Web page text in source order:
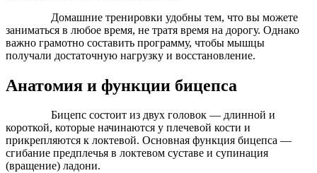
Домашние тренировки удобны тем, что вы можете
заниматься в любое время, не тратя время на дорогу. Однако
важно грамотно составить программу, чтобы мышцы
получали достаточную нагрузку и восстановление.
Анатомия и функции бицепса
Бицепс состоит из двух головок — длинной и
короткой, которые начинаются у плечевой кости и
прикрепляются к локтевой. Основная функция бицепса —
сгибание предплечья в локтевом суставе и супинация
(вращение) ладони.